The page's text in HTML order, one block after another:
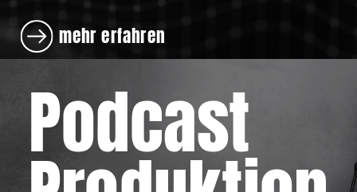
mehr erfahren
Podcast